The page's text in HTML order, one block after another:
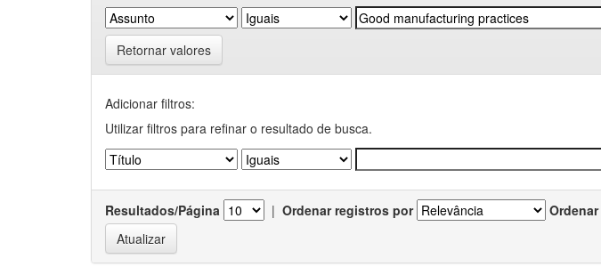
Retornar valores
Adicionar filtros:
Utilizar filtros para refinar o resultado de busca.
Resultados/Página | Ordenar registros por Ordenar